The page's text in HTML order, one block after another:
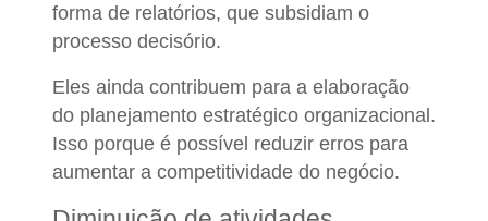
forma de relatórios, que subsidiam o
processo decisório.
Eles ainda contribuem para a elaboração
do planejamento estratégico organizacional.
Isso porque é possível reduzir erros para
aumentar a competitividade do negócio.